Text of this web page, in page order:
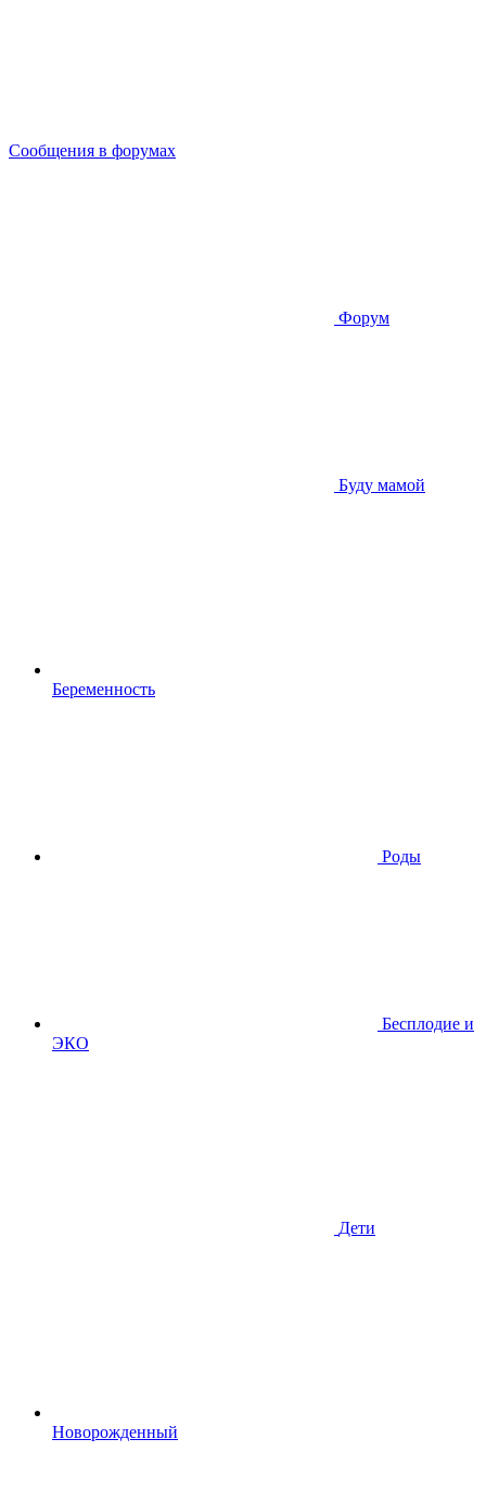
Сообщения в форумах
Форум
Буду мамой
Беременность
Роды
Бесплодие и
ЭКО
Дети
Новорожденный